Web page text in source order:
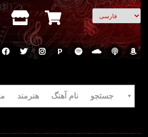
انتخاب زبان
P
جستجو نام آهنگ هنرمند